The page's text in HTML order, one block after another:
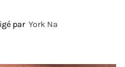
par York Na